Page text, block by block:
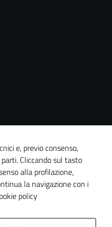
e, previo consenso,
Cliccando sul tasto
alla profilazione,
la navigazione con i
policy